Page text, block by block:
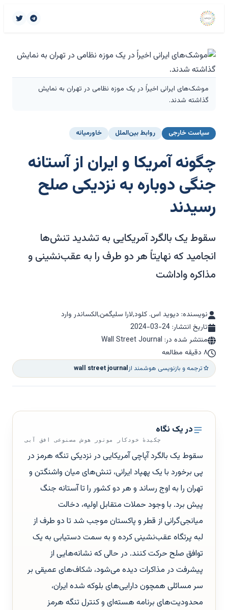
موشک‌های ایرانی اخیراً در یک موزه نظامی در تهران به نمایش
گذاشته شدند.
سیاست خارجی روابط بین‌الملل خاورمیانه
چگونه آمریکا و ایران از آستانه
جنگی دوباره به نزدیکی صلح
رسیدند
سقوط یک بالگرد آمریکایی به تشدید تنش‌ها
انجامید که نهایتاً هر دو طرف را به عقب‌نشینی و
مذاکره واداشت
نویسنده: دیوید اس. کلود,لارا سلیگمن,الکساندر وارد
تاریخ انتشار: 2024-03-24
منتشر شده در: Wall Street Journal
۸ دقیقه مطالعه
ترجمه و بازنویسی هوشمند ازwall street journal
در یک نگاه
چکیدهٔ خودکار موتور هوش مصنوعی افق آبی
سقوط یک بالگرد آپاچی آمریکایی در نزدیکی تنگه هرمز در
پی برخورد با یک پهپاد ایرانی، تنش‌های میان واشنگتن و
تهران را به اوج رساند و هر دو کشور را تا آستانه جنگ
پیش برد. با وجود حملات متقابل اولیه، دخالت
میانجی‌گرانی از قطر و پاکستان موجب شد تا دو طرف از
لبه پرتگاه عقب‌نشینی کرده و به سمت دستیابی به یک
توافق صلح حرکت کنند. در حالی که نشانه‌هایی از
پیشرفت در مذاکرات دیده می‌شود، شکاف‌های عمیقی بر
سر مسائلی همچون دارایی‌های بلوکه شده ایران،
محدودیت‌های برنامه هسته‌ای و کنترل تنگه هرمز